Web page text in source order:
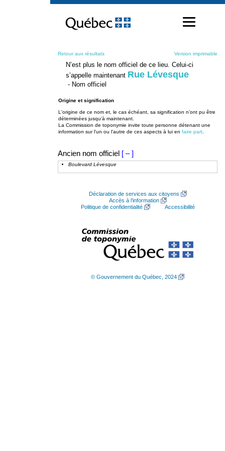
contenu
Retour aux résultats Version imprimable
N’est plus le nom officiel de ce lieu. Celui-ci
s’appelle maintenant Rue Lévesque
- Nom officiel
Origine et signification
L'origine de ce nom et, le cas échéant, sa signification n’ont pu être
déterminées jusqu’à maintenant.
La Commission de toponymie invite toute personne détenant une
information sur l'un ou l'autre de ces aspects à lui en faire part
Ancien nom officiel [ – ]
Boulevard Lévesque
Déclaration de services aux citoyens
Accès à l’information
Politique de confidentialité
Accessibilité
© Gouvernement du Québec, 2024